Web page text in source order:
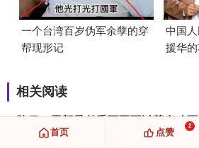
一个台湾百岁伪军余孽的穿
帮现形记
中国
援华
相关阅读
陈云：干部子弟千万不可以革命功
首页
2
点赞